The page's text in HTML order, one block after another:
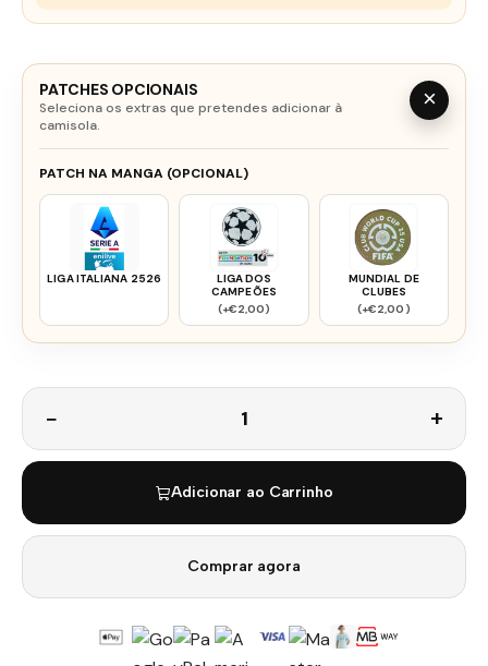
PATCHES OPCIONAIS
Seleciona os extras que pretendes adicionar à
camisola.
×
PATCH NA MANGA (OPCIONAL)
LIGA ITALIANA 2526
LIGA DOS
CAMPEÕES
(+€2,00)
MUNDIAL DE
CLUBES
(+€2,00)
Adicionar ao Carrinho
Comprar agora